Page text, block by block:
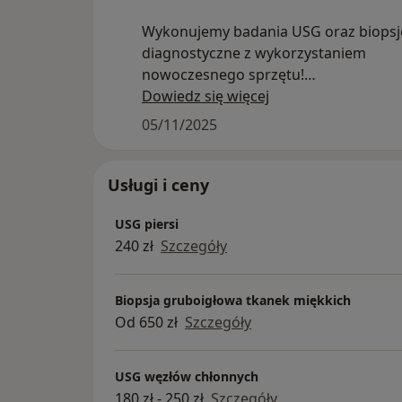
Wykonujemy badania USG oraz
diagnostyczne z wykorzystaniem
nowoczesnego sprzętu!
To bezpieczne, szybkie i skuteczne
pozwalające na wczesne wykrycie
diagnozę!
Dowiedz się więcej
05/11/2025
Usługi i ceny
USG piersi
240 zł Szczegóły
Biopsja gruboigłowa tkanek miękkich
Od 650 zł Szczegóły
USG węzłów chłonnych